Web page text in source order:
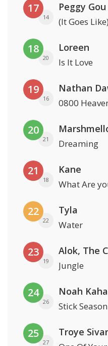
17
14
Peggy Gou
(It Goes
18
20
Loreen
Is It Love
19
16 0800
20
21 Dreaming
21
18
Kane
What Are
22
22
Tyla
Water
23
19 Jungle
24
26
Noah
Stick Season
25
27
Troye